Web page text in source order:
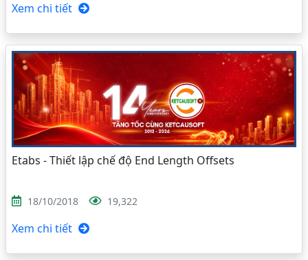
Xem chi tiết
Etabs - Thiết lập chế độ End Length Offsets
18/10/2018 19,322
Xem chi tiết